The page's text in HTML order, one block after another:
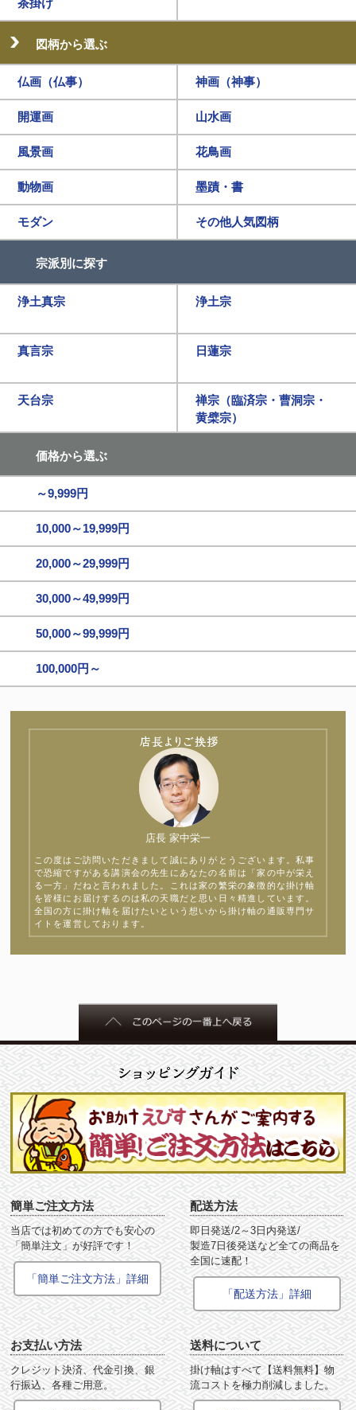
茶掛け
図柄から選ぶ
仏画（仏事） 神画（神事）
開運画 山水画
風景画 花鳥画
動物画 墨蹟・書
モダン その他人気図柄
宗派別に探す
浄土真宗 浄土宗
真言宗 日蓮宗
天台宗
禅宗（臨済宗・曹洞宗・
黄檗宗）
価格から選ぶ
～9,999円
10,000～19,999円
20,000～29,999円
30,000～49,999円
50,000～99,999円
100,000円～
店長 家中栄一
この度はご訪問いただきまして誠にありがとうございます。私事
で恐縮ですがある講演会の先生にあなたの名前は「家の中が栄え
る一方」だねと言われました。これは家の繁栄の象徴的な掛け軸
を皆様にお届けするのは私の天職だと思い日々精進しています。
全国の方に掛け軸を届けたいという想いから掛け軸の通販専門サ
イトを運営しております。
簡単ご注文方法
当店では初めての方でも安心の
「簡単注文」が好評です！
「簡単ご注文方法」詳細
配送方法
即日発送/2～3日内発送/
製造7日後発送など全ての商品を
全国に速配！
「配送方法」詳細
お支払い方法
クレジット決済、代金引換、銀
行振込、各種ご用意。
送料について
掛け軸はすべて【送料無料】物
流コストを極力削減しました。